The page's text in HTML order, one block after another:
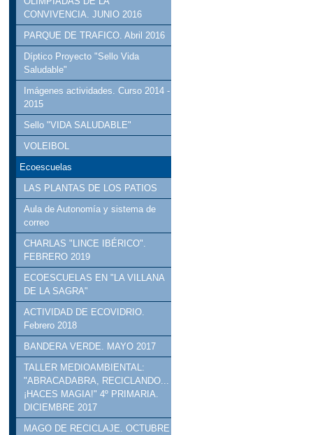
CONVIVENCIA. JUNIO 2016
PARQUE DE TRAFICO. Abril 2016
Díptico Proyecto "Sello Vida
Saludable"
Imágenes actividades. Curso 2014 -
2015
Sello "VIDA SALUDABLE"
VOLEIBOL
Ecoescuelas
LAS PLANTAS DE LOS PATIOS
Aula de Autonomía y sistema de
correo
CHARLAS "LINCE IBÉRICO".
FEBRERO 2019
ECOESCUELAS EN "LA VILLANA
DE LA SAGRA"
ACTIVIDAD DE ECOVIDRIO.
Febrero 2018
BANDERA VERDE. MAYO 2017
TALLER MEDIOAMBIENTAL:
"ABRACADABRA, RECICLANDO...
¡HACES MAGIA!" 4º PRIMARIA.
DICIEMBRE 2017
MAGO DE RECICLAJE. OCTUBRE